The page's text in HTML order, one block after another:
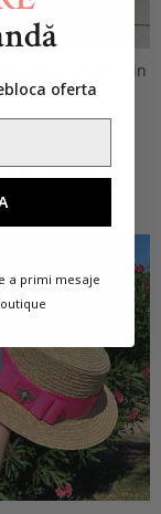
Handmade din
cu cristale
RON
7 Review-uri
oferta
a primi mesaje